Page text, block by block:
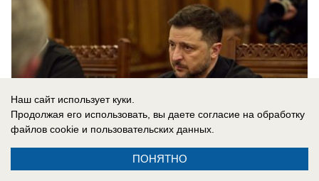
Наш сайт использует куки.
Продолжая его использовать, вы даете согласие на обработку
файлов cookie и пользовательских данных.
ПОНЯТНО